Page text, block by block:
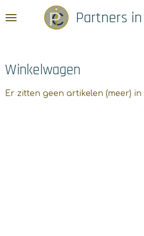
direct
Partners
Winkelwagen
Er zitten geen artikelen (meer) in